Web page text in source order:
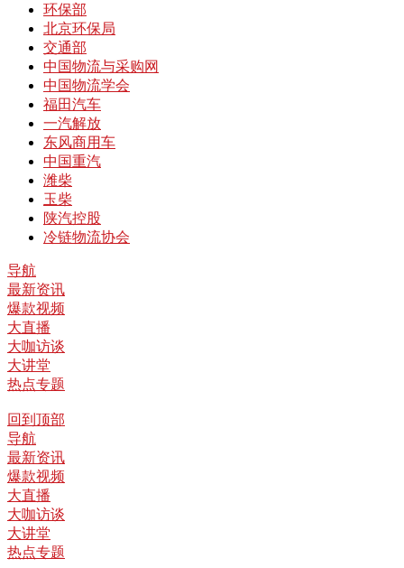
环保部
北京环保局
交通部
中国物流与采购网
中国物流学会
福田汽车
一汽解放
东风商用车
中国重汽
潍柴
玉柴
陕汽控股
冷链物流协会
导航
最新资讯
爆款视频
大直播
大咖访谈
大讲堂
热点专题
回到顶部
导航
最新资讯
爆款视频
大直播
大咖访谈
大讲堂
热点专题